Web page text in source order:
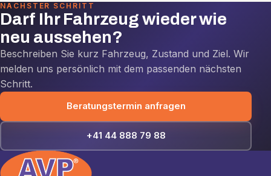
NÄCHSTER SCHRITT
Darf Ihr Fahrzeug wieder wie
neu aussehen?
Beschreiben Sie kurz Fahrzeug, Zustand und Ziel. Wir
melden uns persönlich mit dem passenden nächsten
Schritt.
Beratungstermin anfragen
+41 44 888 79 88